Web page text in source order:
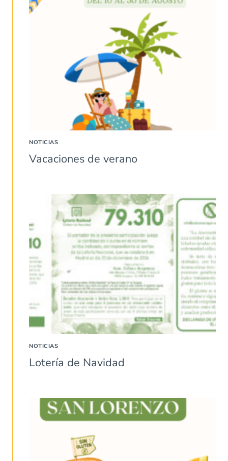
NOTICIAS
Vacaciones de verano
NOTICIAS
Lotería de Navidad